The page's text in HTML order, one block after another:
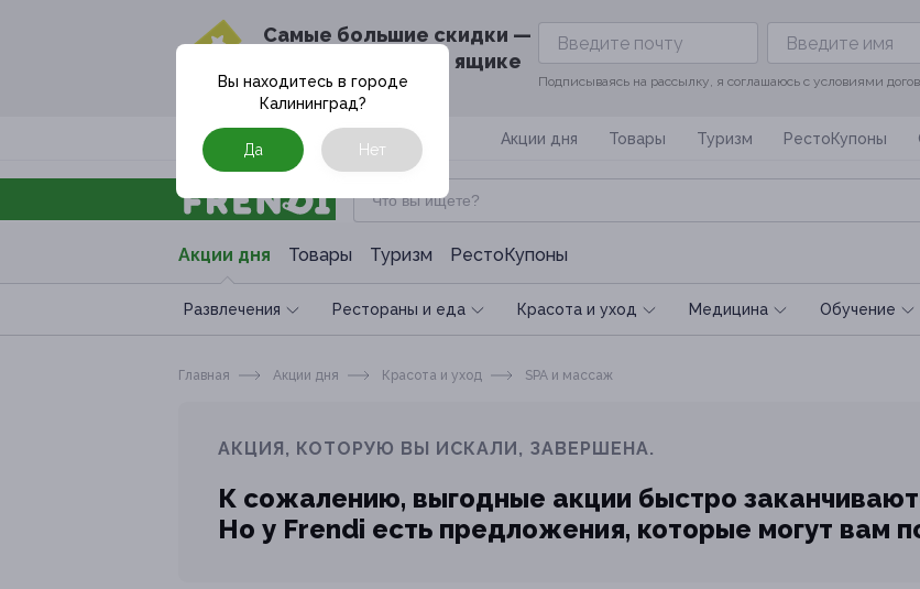
Cамые большие скидки —
в твоём почтовом ящике
Подписываясь на рассылку, я соглашаюсь с условиями
Москва Акции дня Товары Туризм РестоКупоны
Акции дня Товары Туризм РестоКупоны
Развлечения Рестораны и еда Красота и уход Медицина Обучение
Вы находитесь в городе
Калининград?
Да Нет
Главная Акции дня Красота и уход SPA и массаж
АКЦИЯ, КОТОРУЮ ВЫ ИСКАЛИ, ЗАВЕРШЕНА.
К сожалению, выгодные акции быстро
Но у Frendi есть предложения, которые могут вам